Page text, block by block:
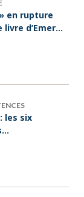
en rupture
d’Emeric
les six